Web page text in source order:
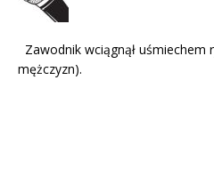
Zawodnik wciągnął
mężczyzn).